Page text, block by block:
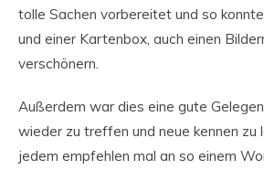
tolle Sachen vorbereitet und so
und einer Kartenbox, auch einen
verschönern.
Außerdem war dies eine gute
wieder zu treffen und neue kennen zu
jedem empfehlen mal an so einem